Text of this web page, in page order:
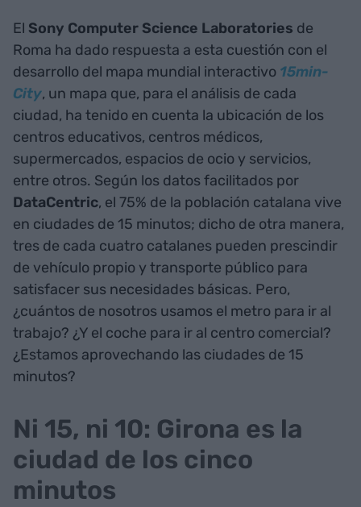
El Sony Computer Science Laboratories de
Roma ha dado respuesta a esta cuestión con el
desarrollo del mapa mundial interactivo 15min-
City, un mapa que, para el análisis de cada
ciudad, ha tenido en cuenta la ubicación de los
centros educativos, centros médicos,
supermercados, espacios de ocio y servicios,
entre otros. Según los datos facilitados por
DataCentric, el 75% de la población catalana vive
en ciudades de 15 minutos; dicho de otra manera,
tres de cada cuatro catalanes pueden prescindir
de vehículo propio y transporte público para
satisfacer sus necesidades básicas. Pero,
¿cuántos de nosotros usamos el metro para ir al
trabajo? ¿Y el coche para ir al centro comercial?
¿Estamos aprovechando las ciudades de 15
minutos?
Ni 15, ni 10: Girona es la
ciudad de los cinco
minutos